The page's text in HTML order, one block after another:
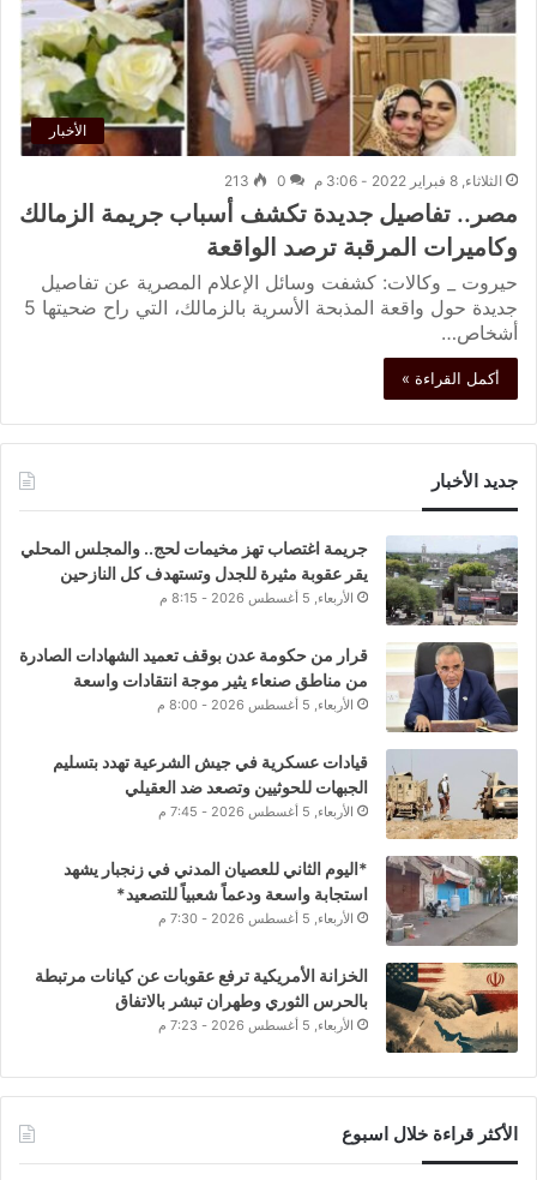
الأخبار
الثلاثاء, 8 فبراير 2022 - 3:06 م 0
213
مصر.. تفاصيل جديدة تكشف أسباب جريمة الزمالك
وكاميرات المرقبة ترصد الواقعة
حيروت _ وكالات: كشفت وسائل الإعلام المصرية عن تفاصيل
جديدة حول واقعة المذبحة الأسرية بالزمالك، التي راح ضحيتها 5
أشخاص…
أكمل القراءة »
جديد الأخبار
جريمة اغتصاب تهز مخيمات لحج.. والمجلس المحلي
يقر عقوبة مثيرة للجدل وتستهدف كل النازحين
الأربعاء, 5 أغسطس 2026 - 8:15 م
قرار من حكومة عدن بوقف تعميد الشهادات الصادرة
من مناطق صنعاء يثير موجة انتقادات واسعة
الأربعاء, 5 أغسطس 2026 - 8:00 م
قيادات عسكرية في جيش الشرعية تهدد بتسليم
الجبهات للحوثيين وتصعد ضد العقيلي
الأربعاء, 5 أغسطس 2026 - 7:45 م
*اليوم الثاني للعصيان المدني في زنجبار يشهد
استجابة واسعة ودعماً شعبياً للتصعيد*
الأربعاء, 5 أغسطس 2026 - 7:30 م
الخزانة الأمريكية ترفع عقوبات عن كيانات مرتبطة
بالحرس الثوري وطهران تبشر بالاتفاق
الأربعاء, 5 أغسطس 2026 - 7:23 م
الأكثر قراءة خلال اسبوع